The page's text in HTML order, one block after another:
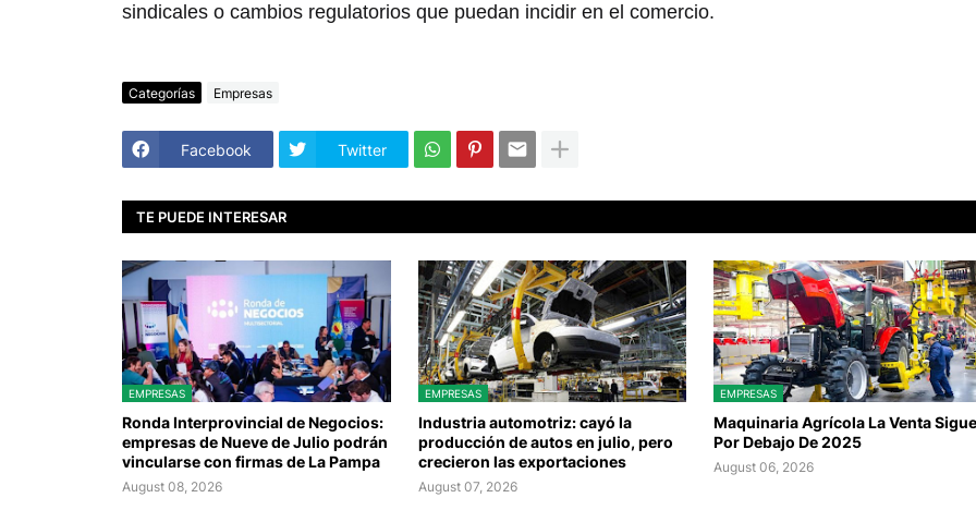
sindicales o cambios regulatorios que puedan incidir en el comercio.
Categorías Empresas
Facebook Twitter
TE PUEDE INTERESAR
EMPRESAS
Ronda Interprovincial de Negocios:
empresas de Nueve de Julio podrán
vincularse con firmas de La Pampa
August 08, 2026
EMPRESAS
Industria automotriz: cayó la
producción de autos en julio, pero
crecieron las exportaciones
August 07, 2026
EMPRESAS
Maquinaria Agrícola La Venta
Por Debajo De 2025
August 06, 2026